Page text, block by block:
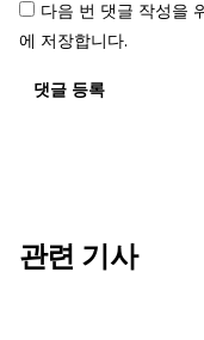
다음 번 댓글 작성을
에 저장합니다.
댓글 등록
관련 기사